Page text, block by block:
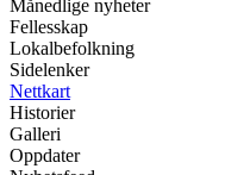
Månedlige nyheter
Fellesskap
Lokalbefolkning
Sidelenker
Nettkart
Historier
Galleri
Oppdater